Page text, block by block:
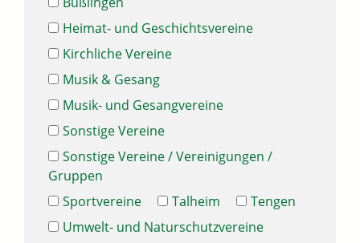
Heimat- und Geschichtsvereine
Kirchliche Vereine
Musik & Gesang
Musik- und Gesangvereine
Sonstige Vereine
Sonstige Vereine / Vereinigungen /
Gruppen
Sportvereine
Talheim
Tengen
Umwelt- und Naturschutzvereine